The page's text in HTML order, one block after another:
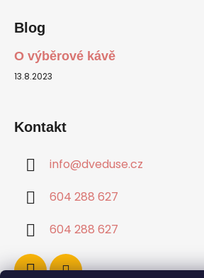
Blog
O výběrové kávě
13.8.2023
Kontakt
info@dveduse.cz
604 288 627
604 288 627